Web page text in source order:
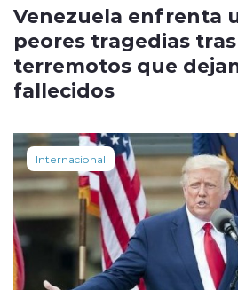
Venezuela enfrenta
peores tragedias
terremotos que
fallecidos
Internacional